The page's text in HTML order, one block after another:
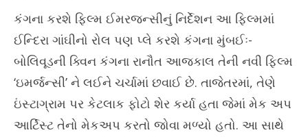
કંગના કરશે ફિલ્મ ઈમરજન્સીનું નિર્દેશન આ ફિલ્મમાં
ઈન્દિરા ગાંઘીનો રોલ પણ પ્લે કરશે કંગના મુંબઈઃ-
બોલિવૂડની ક્વિન કંગના રાનૌત આજકાલ તેની નવી ફિલ્મ
‘ઇમર્જન્સી’ ને લઈને ચર્ચામાં છવાઈ છે. તાજેતરમાં, તેણે
ઇંસ્ટાગ્રામ પર કેટલાક ફોટો શેર કર્યા હતા જેમાં મેક અપ
આર્ટિસ્ટ તેનો મેકઅપ કરતો જોવા મળ્યો હતો. આ સાથે